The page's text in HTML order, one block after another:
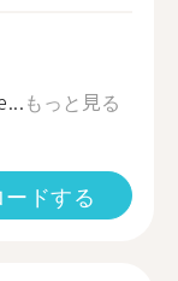
もっと見る
ドする